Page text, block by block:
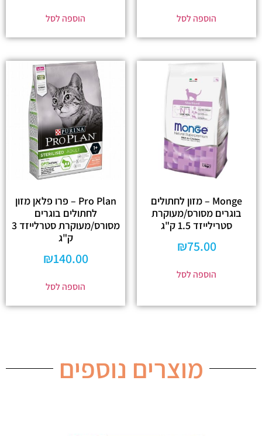
הוספה לסל הוספה לסל
Monge – מזון לחתולים
בוגרים מסורס/מעוקרת
סטרילייזד 1.5 ק"ג
₪75.00
הוספה לסל
Pro Plan – פרו פלאן מזון
לחתולים בוגרים
מסורס/מעוקרת סטרלייזד 3
ק"ג
₪140.00
הוספה לסל
מוצרים נוספים